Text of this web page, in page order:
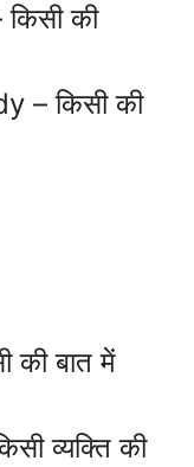
की
– किसी की
की बात में
व्यक्ति की